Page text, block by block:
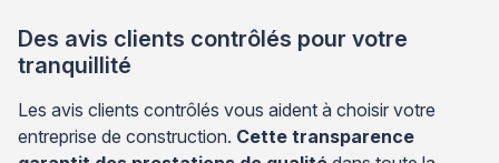
Des avis clients contrôlés pour votre
tranquillité
Les avis clients contrôlés vous aident à choisir votre
entreprise de construction. Cette transparence